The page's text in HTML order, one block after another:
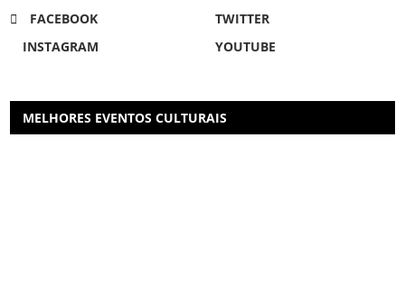
FACEBOOK
TWITTER
INSTAGRAM
YOUTUBE
MELHORES EVENTOS CULTURAIS